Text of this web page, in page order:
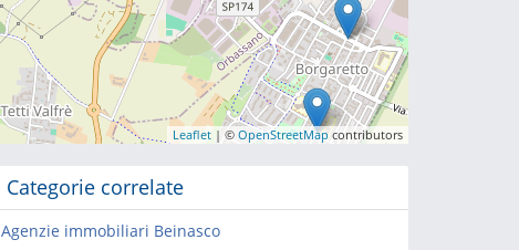
Leaflet | ©OpenStreetMap contributors
Categorie correlate
Agenzie immobiliari Beinasco